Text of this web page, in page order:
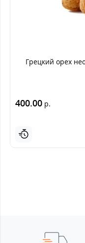
Грецкий орех
400.00 р.